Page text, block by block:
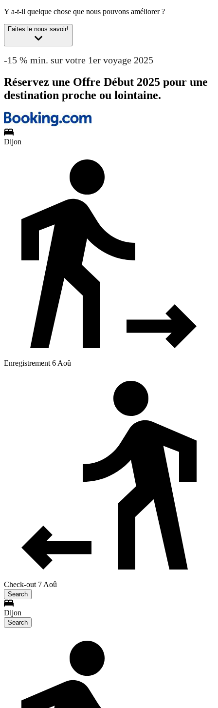
Y a-t-il quelque chose que nous pouvons améliorer ?
Faites le nous savoir!
-15 % min. sur votre 1er voyage 2025
Réservez une Offre Début 2025 pour une
destination proche ou lointaine.
Dijon
Enregistrement 6 Aoû
Check-out 7 Aoû
Search
Dijon
Search